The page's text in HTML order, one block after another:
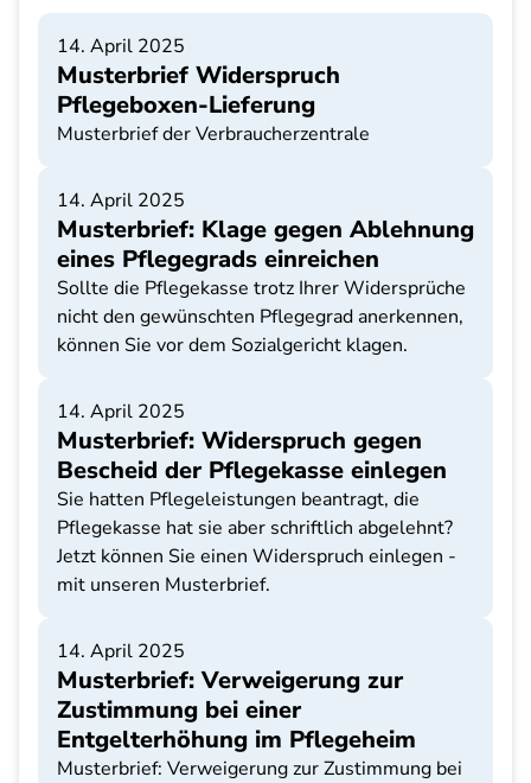
14. April 2025
Musterbrief Widerspruch
Pflegeboxen-Lieferung
Musterbrief der Verbraucherzentrale
14. April 2025
Musterbrief: Klage gegen Ablehnung
eines Pflegegrads einreichen
Sollte die Pflegekasse trotz Ihrer Widersprüche
nicht den gewünschten Pflegegrad anerkennen,
können Sie vor dem Sozialgericht klagen.
14. April 2025
Musterbrief: Widerspruch gegen
Bescheid der Pflegekasse einlegen
Sie hatten Pflegeleistungen beantragt, die
Pflegekasse hat sie aber schriftlich abgelehnt?
Jetzt können Sie einen Widerspruch einlegen -
mit unseren Musterbrief.
14. April 2025
Musterbrief: Verweigerung zur
Zustimmung bei einer
Entgelterhöhung im Pflegeheim
Musterbrief: Verweigerung zur Zustimmung bei